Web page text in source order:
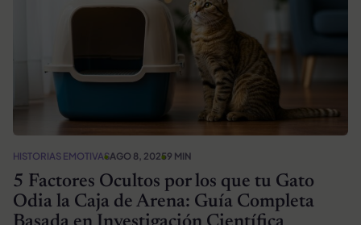
HISTORIAS EMOTIVASAGO 8, 20259 MIN
5 Factores Ocultos por los que tu Gato
Odia la Caja de Arena: Guía Completa